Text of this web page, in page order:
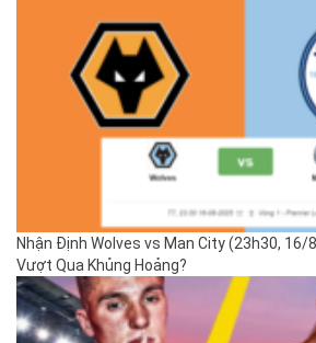
Nhận Định Wolves vs Man City (23h30, 16/
Vượt Qua Khủng Hoảng?